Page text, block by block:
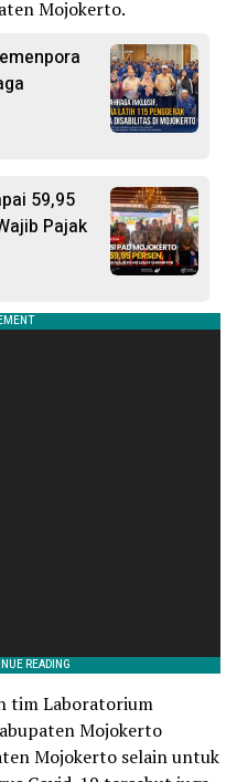
Mojokerto.
59,95
Pajak
tim Laboratorium
Mojokerto
Mojokerto selain untuk